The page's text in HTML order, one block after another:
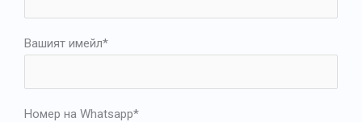
Вашият имейл*
Номер на Whatsapp*